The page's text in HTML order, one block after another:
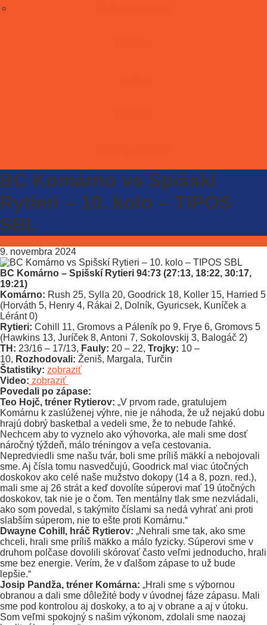
BC Komárno vs Spišskí
Rytieri – 10. kolo – TIPOS
SBL
9. novembra 2024
BC Komárno – Spišskí Rytieri 94:73 (27:13, 18:22, 30:17,
19:21)
Komárno: Rush 25, Sylla 20, Goodrick 18, Koller 15, Harried 5
(Horváth 5, Henry 4, Rákai 2, Dolník, Gyuricsek, Kuníček a
Léránt 0)
Rytieri: Cohill 11, Gromovs a Páleník po 9, Frye 6, Gromovs 5
(Hawkins 13, Juríček 8, Antoni 7, Sokolovskij 3, Balogáč 2)
TH: 23/16 – 17/13, Fauly: 20 – 22, Trojky: 10 –
10, Rozhodovali: Ženiš, Margala, Turčin
Štatistiky: zobraziť
Video: zobraziť
Povedali po zápase:
Teo Hojč, tréner Rytierov: „V prvom rade, gratulujem
Komárnu k zaslúženej výhre, nie je náhoda, že už nejakú dobu
hrajú dobrý basketbal a vedeli sme, že to nebude ľahké.
Nechcem aby to vyznelo ako výhovorka, ale mali sme dosť
náročný týždeň, málo tréningov a veľa cestovania.
Nepredviedli sme našu tvár, boli sme príliš mäkkí a nebojovali
sme. Aj čísla tomu nasvedčujú, Goodrick mal viac útočných
doskokov ako celé naše mužstvo dokopy (14 a 8, pozn. red.),
mali sme aj 26 strát a keď dovolíte súperovi mať 19 útočných
doskokov, tak nie je o čom. Ten mentálny tlak sme nezvládali,
ako som povedal, s takýmito číslami sa nedá vyhrať ani proti
slabším súperom, nie to ešte proti Komárnu.“
Dwayne Cohill, hráč Rytierov: „Nehrali sme tak, ako sme
chceli, hrali sme príliš mäkko a málo fyzicky. Súperovi sme v
druhom polčase dovolili skórovať často veľmi jednoducho, hrali
sme bez energie. Verím, že v ďalšom zápase to už bude
lepšie.“
Josip Pandža, tréner Komárna: „Hrali sme s výbornou
obranou a dali sme dôležité body v úvodnej fáze zápasu. Mali
sme pod kontrolou aj doskoky, a to aj v obrane a aj v útoku.
Som veľmi spokojný s našim výkonom, zdolali sme naozaj